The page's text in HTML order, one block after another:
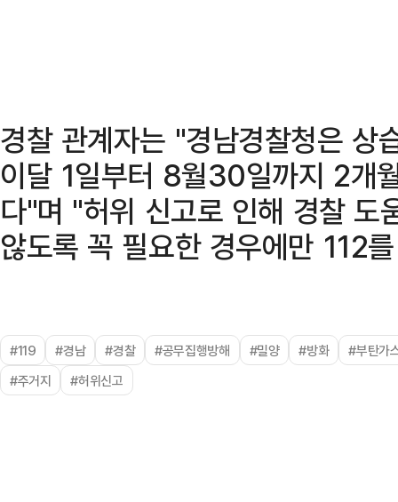
경찰 관계자는 "경남경찰청은 상
이달 1일부터 8월30일까지 2개
다"며 "허위 신고로 인해 경찰 도
않도록 꼭 필요한 경우에만 112
#119 #경남 #경찰 #공무집행방해 #밀양 #방화
#부탄가
#주거지
#허위신고